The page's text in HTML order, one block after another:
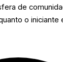
de
o iniciante